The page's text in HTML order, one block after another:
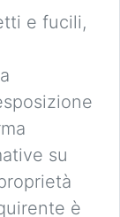
e fucili,
su
è